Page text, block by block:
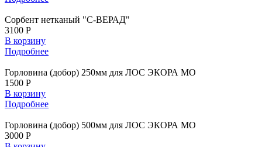
Сорбент нетканый "С-ВЕРАД"
3100 Р
В корзину
Подробнее
Горловина (добор) 250мм для ЛОС ЭКОРА МО
1500 Р
В корзину
Подробнее
Горловина (добор) 500мм для ЛОС ЭКОРА МО
3000 Р